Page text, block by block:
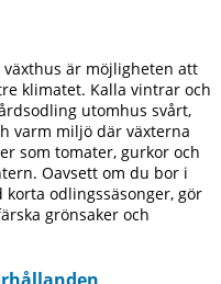
är möjligheten att
klimatet. Kalla vintrar och
utomhus svårt,
varm miljö där växterna
som tomater, gurkor och
Oavsett om du bor i
odlingssäsonger, gör
grönsaker och